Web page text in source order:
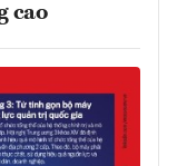
cao